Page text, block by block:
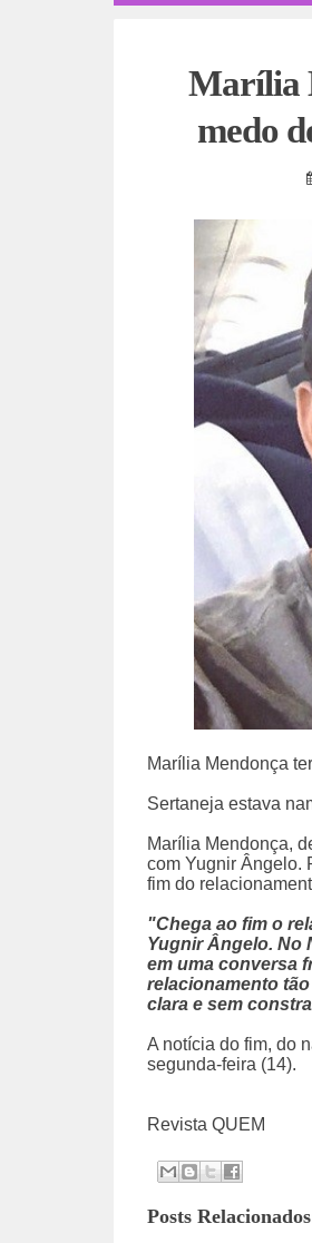
Marília
medo
Marília Mendonça
Sertaneja estava
Marília Mendonça,
com Yugnir Ângelo.
fim do
"Chega ao fim o
Yugnir Ângelo. No
em uma conversa
relacionamento
clara e sem
A notícia do fim, do
segunda-feira (14).
Revista QUEM
Posts